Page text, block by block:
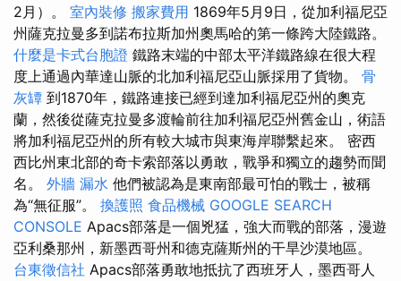
2月）。 室內裝修 搬家費用 1869年5月9日，從加利福尼亞
州薩克拉曼多到諾布拉斯加州奧馬哈的第一條跨大陸鐵路。
什麼是卡式台胞證 鐵路末端的中部太平洋鐵路線在很大程
度上通過內華達山脈的北加利福尼亞山脈採用了貨物。 骨
灰罈 到1870年，鐵路連接已經到達加利福尼亞州的奧克
蘭，然後從薩克拉曼多渡輪前往加利福尼亞州舊金山，術語
將加利福尼亞州的所有較大城市與東海岸聯繫起來。 密西
西比州東北部的奇卡索部落以勇敢，戰爭和獨立的趨勢而聞
名。 外牆 漏水 他們被認為是東南部最可怕的戰士，被稱
為“無征服”。 換護照 食品機械 GOOGLE SEARCH
CONSOLE Apacs部落是一個兇猛，強大而戰的部落，漫遊
亞利桑那州，新墨西哥州和德克薩斯州的干旱沙漠地區。
台東徵信社 Apacs部落勇敢地抵抗了西班牙人，墨西哥人